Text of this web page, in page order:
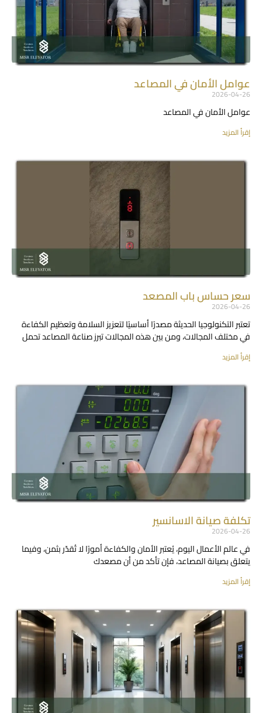
عوامل الأمان في المصاعد
2026-04-26
عوامل الأمان في المصاعد
إقرأ المزيد
سعر حساس باب المصعد
2026-04-26
تعتبر التكنولوجيا الحديثة مصدرًا أساسيًا لتعزيز السلامة وتعظيم الكفاءة
في مختلف المجالات، ومن بين هذه المجالات تبرز صناعة المصاعد تحمل
إقرأ المزيد
تكلفة صيانة الاسانسير
2026-04-26
في عالم الأعمال اليوم، يُعتبر الأمان والكفاءة أمورًا لا تُقدّر بثمن، وفيما
يتعلق بصيانة المصاعد، فإن تأكد من أن مصعدك
إقرأ المزيد